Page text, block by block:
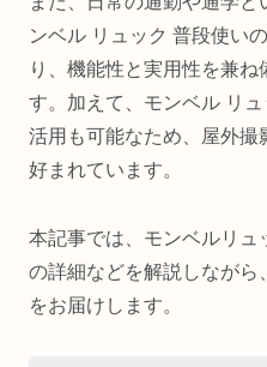
ンベル リュック 普段使い
り、機能性と実用性を兼ね
す。加えて、モンベル リ
活用も可能なため、屋外撮
好まれています。
本記事では、モンベルリ
の詳細などを解説しながら
をお届けします。